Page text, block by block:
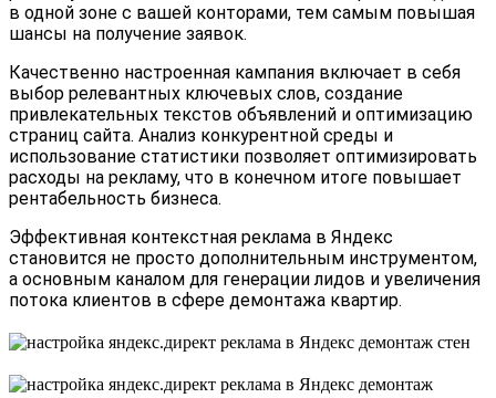
в одной зоне с вашей конторами, тем самым повышая
шансы на получение заявок.
Качественно настроенная кампания включает в себя
выбор релевантных ключевых слов, создание
привлекательных текстов объявлений и оптимизацию
страниц сайта. Анализ конкурентной среды и
использование статистики позволяет оптимизировать
расходы на рекламу, что в конечном итоге повышает
рентабельность бизнеса.
Эффективная контекстная реклама в Яндекс
становится не просто дополнительным инструментом,
а основным каналом для генерации лидов и увеличения
потока клиентов в сфере демонтажа квартир.